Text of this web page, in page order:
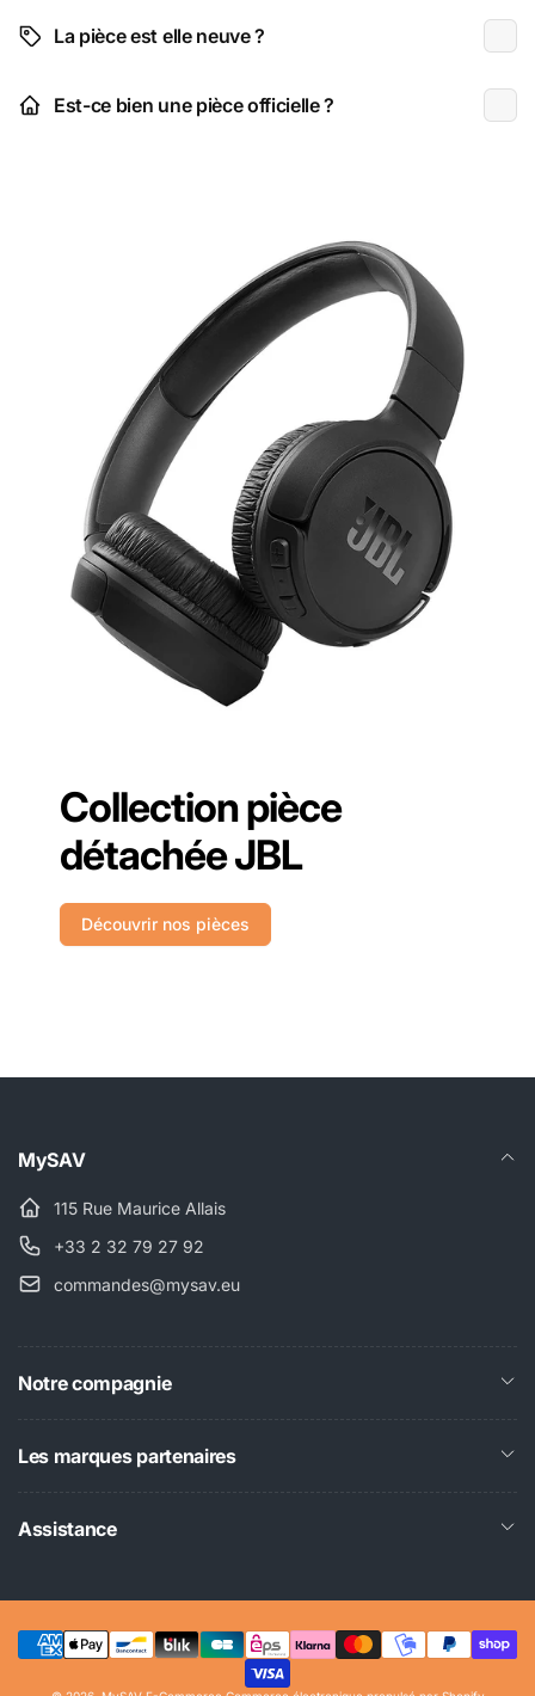
La pièce est elle neuve ?
Est-ce bien une pièce officielle ?
Collection pièce
détachée JBL
Découvrir nos pièces
MySAV
115 Rue Maurice Allais
+33 2 32 79 27 92
commandes@mysav.eu
Notre compagnie
Les marques partenaires
Assistance
Moyens